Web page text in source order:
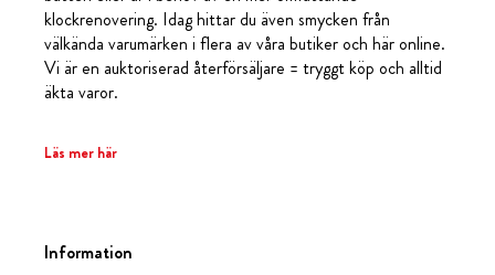
klockrenovering. Idag hittar du även smycken från
välkända varumärken i flera av våra butiker och här online.
Vi är en auktoriserad återförsäljare = tryggt köp och alltid
äkta varor.
Läs mer här
Information